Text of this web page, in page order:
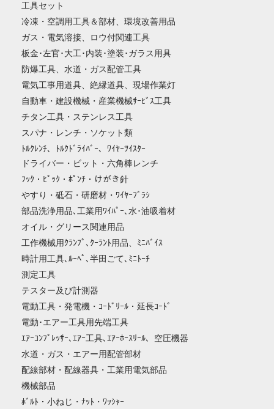
工具セット
冷凍・空調用工具＆部材、環境改善用品
ガス・電気溶接、ロウ付関連工具
板金･左官･大工･内装･塗装･ガラス用具
防爆工具、水道・ガス配管工具
電気工事用道具、絶縁道具、現場作業灯
自動車・建設機械・産業機械ｻｰﾋﾞｽ工具
チタン工具・ステンレス工具
スパナ・レンチ・ソケット類
ﾄﾙｸﾚﾝﾁ、ﾄﾙｸﾄﾞﾗｲﾊﾞｰ、ﾜｲﾔｰﾂｲｽﾀｰ
ドライバー・ビット・六角棒レンチ
ﾌｯｸ・ﾋﾟｯｸ・ﾎﾟﾝﾁ・けがき針
やすり・砥石・研磨材・ﾜｲﾔｰﾌﾞﾗｼ
部品洗浄用品､工業用ﾜｲﾊﾟｰ､水･油吸着材
オイル・グリース関連用品
工作機械用ｸﾗﾝﾌﾟ､ｸｰﾗﾝﾄ用品、ﾐﾆﾊﾞｲｽ
時計用工具､ﾙｰﾍﾟ､半田ごて､ﾐﾆﾄｰﾁ
測定工具
テスター及び計測器
電動工具・発電機・ｺｰﾄﾞﾘｰﾙ・延長ｺｰﾄﾞ
電動･エアー工具用先端工具
ｴｱｰｺﾝﾌﾟﾚｯｻｰ､ｴｱｰ工具､ｴｱｰﾎｰｽﾘｰﾙ、空圧機器
水道・ガス・エアー用配管部材
配線部材・配線器具・工業用電気部品
機械部品
ﾎﾞﾙﾄ・小ねじ・ﾅｯﾄ・ﾜｯｼｬｰ